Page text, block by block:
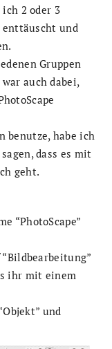
2 oder 3
enttäuscht und
Gruppen
auch dabei,
benutze, habe ich
dass es mit
geht.
“PhotoScape”
ihr mit einem
und